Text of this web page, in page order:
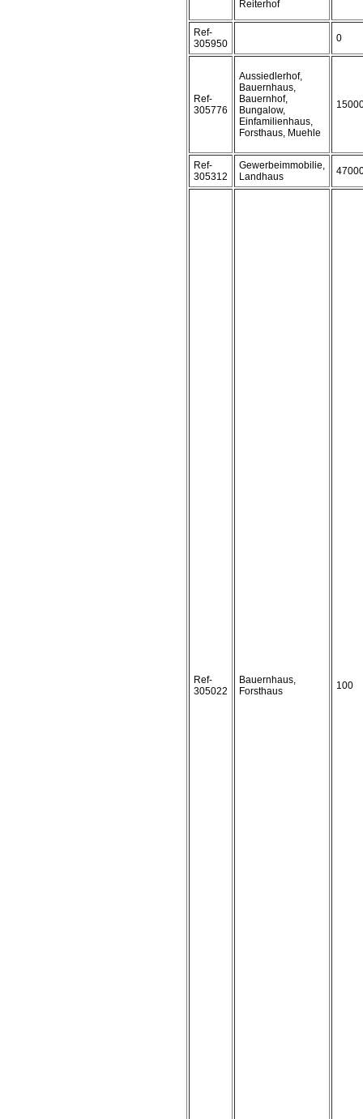
Reiterhof
Ref-
305950
0
Ref-
305776
Aussiedlerhof,
Bauernhaus,
Bauernhof,
Bungalow,
Einfamilienhaus,
Forsthaus, Muehle
Ref-
305312
Gewerbeimmobilie,
Landhaus
Ref-
305022
Bauernhaus,
Forsthaus
100